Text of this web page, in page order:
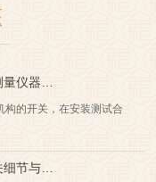
量仪器…
构的开关，在安装测试合
细节与…